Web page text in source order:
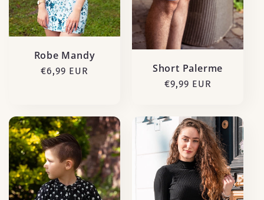
Robe Mandy
Prix
€6,99 EUR Short Palerme
Prix
€9,99 EUR